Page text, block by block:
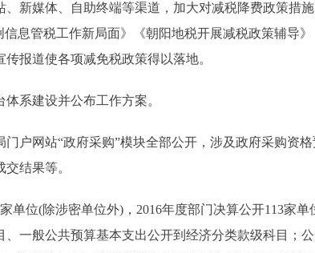
媒体、自助终端等渠道，加大对减税降费政策措
息管税工作新局面》《朝阳地税开展减税政策辅导》
报道使各项减免税政策得以落地。
系建设并公布工作方案。
网站“政府采购”模块全部公开，涉及政府采购资格
结果等。
位(除涉密单位外)，2016年度部门决算公开113家单
一般公共预算基本支出公开到经济分类款级科目；公